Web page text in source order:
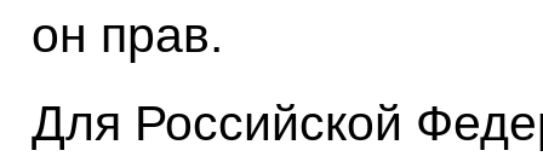
он прав.
Для Российской